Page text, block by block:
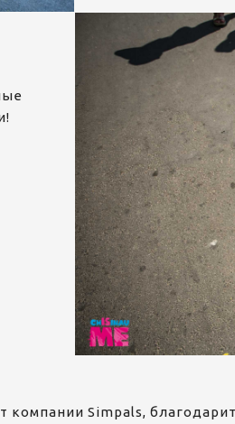
Simpals,